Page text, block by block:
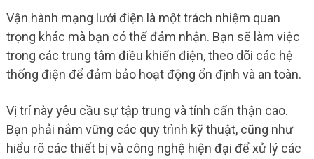
Vận hành mạng lưới điện là một trách nhiệm quan
trọng khác mà bạn có thể đảm nhận. Bạn sẽ làm việc
trong các trung tâm điều khiển điện, theo dõi các hệ
thống điện để đảm bảo hoạt động ổn định và an toàn.
Vị trí này yêu cầu sự tập trung và tính cẩn thận cao.
Bạn phải nắm vững các quy trình kỹ thuật, cũng như
hiểu rõ các thiết bị và công nghệ hiện đại để xử lý các